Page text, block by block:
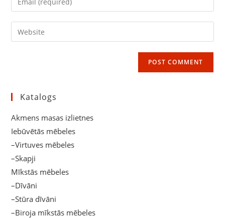
comment
your
email
address
Enter
your
Katalogs
Akmens masas izlietnes
Iebūvētās mēbeles
–Virtuves mēbeles
–Skapji
Mīkstās mēbeles
–Dīvāni
–Stūra dīvāni
–Biroja mīkstās mēbeles